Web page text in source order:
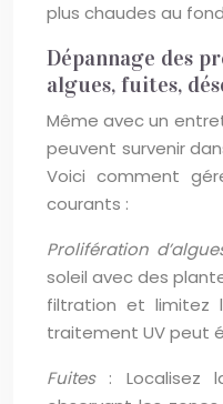
plus chaudes au
Dépannage des
algues, fuites,
Même avec un
peuvent survenir
Voici comment
courants :
Prolifération
soleil avec des
filtration et limitez
traitement UV peut
Fuites: Localisez